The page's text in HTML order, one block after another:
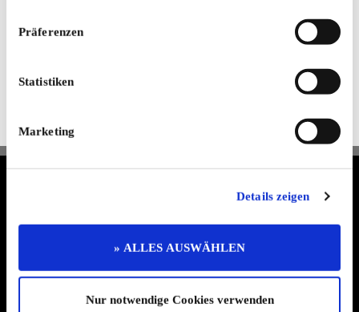
Präferenzen
Statistiken
Marketing
Details zeigen
» ALLES AUSWÄHLEN
Nur notwendige Cookies verwenden
laden Sie unsere Termine-App herunter:
Unser kostenloser Newsletter
Datenschutzerklärung
Widerruf
Mediadaten